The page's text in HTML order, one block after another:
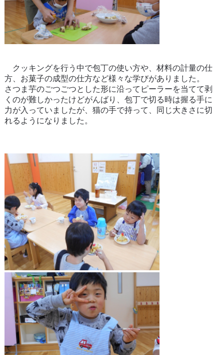
クッキングを行う中で包丁の使い方や、材料の計量の仕
方、お菓子の成型の仕方など様々な学びがありました。
さつま芋のごつごつとした形に沿ってピーラーを当てて剥
くのが難しかったけどがんばり、包丁で切る時は握る手に
力が入っていましたが、猫の手で持って、同じ大きさに切
れるようになりました。